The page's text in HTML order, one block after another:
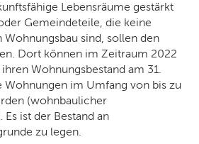
Lebensräume gestärkt
Gemeindeteile, die keine
sind, sollen den
Dort können im Zeitraum 2022
Wohnungsbestand am 31.
im Umfang von bis zu
(wohnbaulicher
ist der Bestand an
zu legen.